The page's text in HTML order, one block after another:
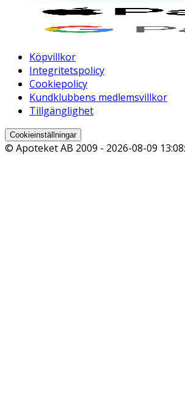
Köpvillkor
Integritetspolicy
Cookiepolicy
Kundklubbens medlemsvillkor
Tillgänglighet
Cookieinställningar
© Apoteket AB 2009 - 2026-08-09